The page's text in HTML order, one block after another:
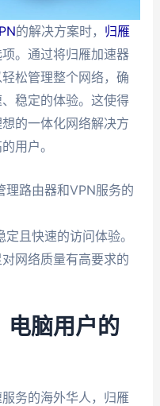
的解决方案时， 归雁
。通过将归雁加速器
松管理整个网络，确
稳定的体验。这使得
的一体化网络解决方
用户。
理路由器和VPN服务的
且快速的访问体验。
网络质量有高要求的
电脑用户的
务的海外华人，归雁